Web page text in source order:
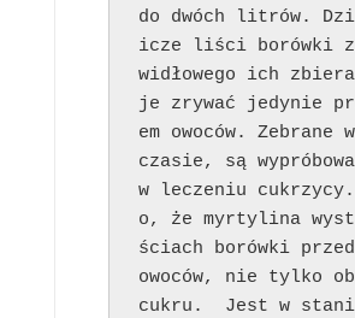
do dwóch litrów.
icze liści borówki
widłowego ich
je zrywać jedynie
em owoców. Zebrane
czasie, są
w leczeniu cukrzycy.
o, że myrtylina
ściach borówki
owoców, nie tylko
cukru.  Jest w